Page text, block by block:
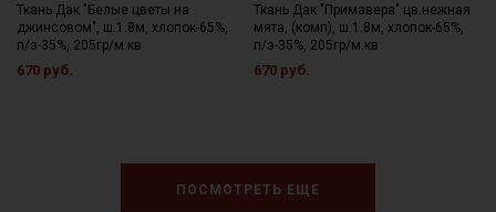
Ткань Дак "Белые цветы на
джинсовом", ш.1.8м, хлопок-65%,
п/э-35%, 205гр/м.кв
670 руб.
Ткань Дак "Примавера" цв.нежная
мята, (комп), ш.1.8м, хлопок-65%,
п/э-35%, 205гр/м.кв
670 руб.
ПОСМОТРЕТЬ ЕЩЕ